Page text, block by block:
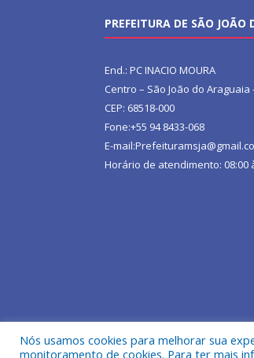
PREFEITURA DE SÃO JOÃO
End.: PC INACIO MOURA
Centro – São João do Araguaia
CEP: 68518-000
Fone:+55 94 8433-068
E-
Horário de atendimento: 08:00
Todos os direitos reservados
Nós usamos cookies para melhorar sua
monitoramento de cookies. Para ter mais